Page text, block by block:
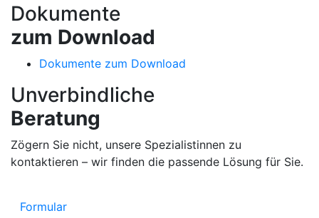
Dokumente
zum Download
Dokumente zum Download
Unverbindliche
Beratung
Zögern Sie nicht, unsere Spezialistinnen zu
kontaktieren – wir finden die passende Lösung für Sie.
Formular